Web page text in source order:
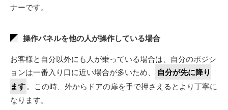
ナーです。
操作パネルを他の人が操作している場合
お客様と自分以外にも人が乗っている場合は、自分のポジシ
ョンは一番入り口に近い場合が多いため、
自分が先に降り
ます。この時、外からドアの扉を手で押さえるとより丁寧に
なります。